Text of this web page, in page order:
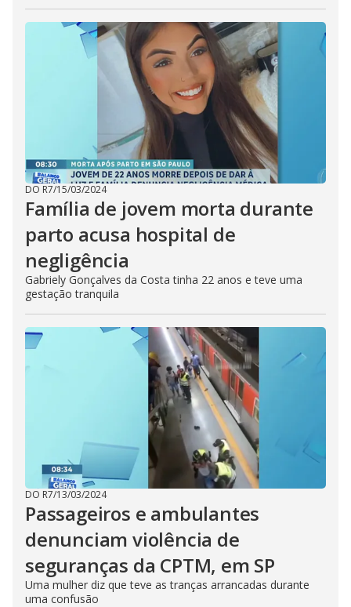
DO R7/15/03/2024
Família de jovem morta durante
parto acusa hospital de
negligência
Gabriely Gonçalves da Costa tinha 22 anos e teve uma
gestação tranquila
DO R7/13/03/2024
Passageiros e ambulantes
denunciam violência de
seguranças da CPTM, em SP
Uma mulher diz que teve as tranças arrancadas durante
uma confusão